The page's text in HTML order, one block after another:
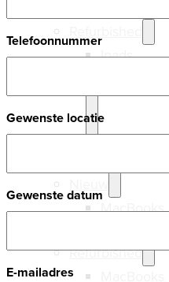
Ipads
MacBooks
Refurbished
Telefoonnummer
Gewenste locatie
Gewenste datum
E-mailadres